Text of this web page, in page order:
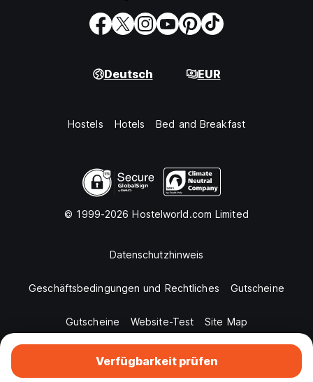
Verfügbarkeit prüfen
Deutsch EUR
Hostels Hotels Bed and Breakfast
© 1999-2026 Hostelworld.com Limited
Datenschutzhinweis
Geschäftsbedingungen und Rechtliches Gutscheine
Gutscheine Website-Test Site Map